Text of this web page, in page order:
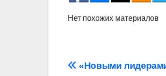
Нет похожих материалов
Навигация
«Новыми